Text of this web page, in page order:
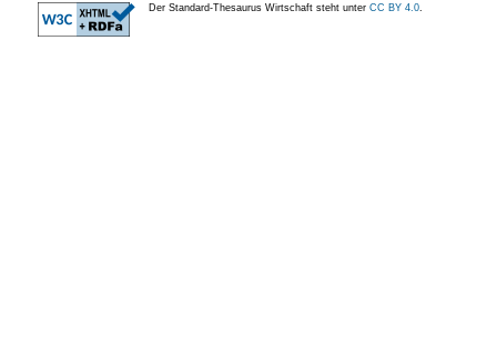
Der Standard-Thesaurus Wirtschaft steht unter CC BY 4.0